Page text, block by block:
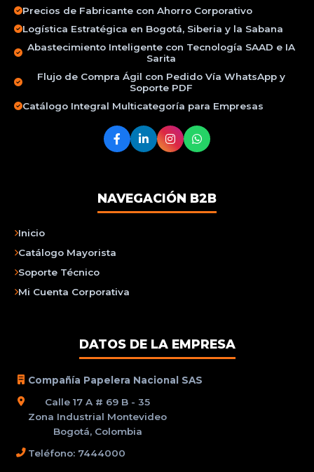
Precios de Fabricante con Ahorro Corporativo
Logística Estratégica en Bogotá, Siberia y la Sabana
Abastecimiento Inteligente con Tecnología SAAD e IA
Sarita
Flujo de Compra Ágil con Pedido Vía WhatsApp y
Soporte PDF
Catálogo Integral Multicategoría para Empresas
NAVEGACIÓN B2B
Inicio
Catálogo Mayorista
Soporte Técnico
Mi Cuenta Corporativa
DATOS DE LA EMPRESA
Compañía Papelera Nacional SAS
Calle 17 A # 69 B - 35
Zona Industrial Montevideo
Bogotá, Colombia
Teléfono: 7444000